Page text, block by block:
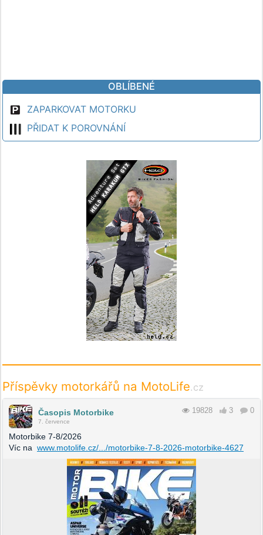
OBLÍBENÉ
ZAPARKOVAT MOTORKU
PŘIDAT K POROVNÁNÍ
Příspěvky motorkářů na MotoLife.cz
Časopis Motorbike
7. července
19828 3 0
Motorbike 7-8/2026
Víc na www.motolife.cz/.../motorbike-7-8-2026-motorbike-4627